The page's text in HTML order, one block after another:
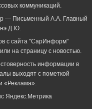
коммуникаций.
— Письменный А.А. Главный
Д.Ю.
с сайта "СарИнформ"
или на страницу с новостью.
информации в
выходят с пометкой
«Реклама».
Яндекс.Метрика